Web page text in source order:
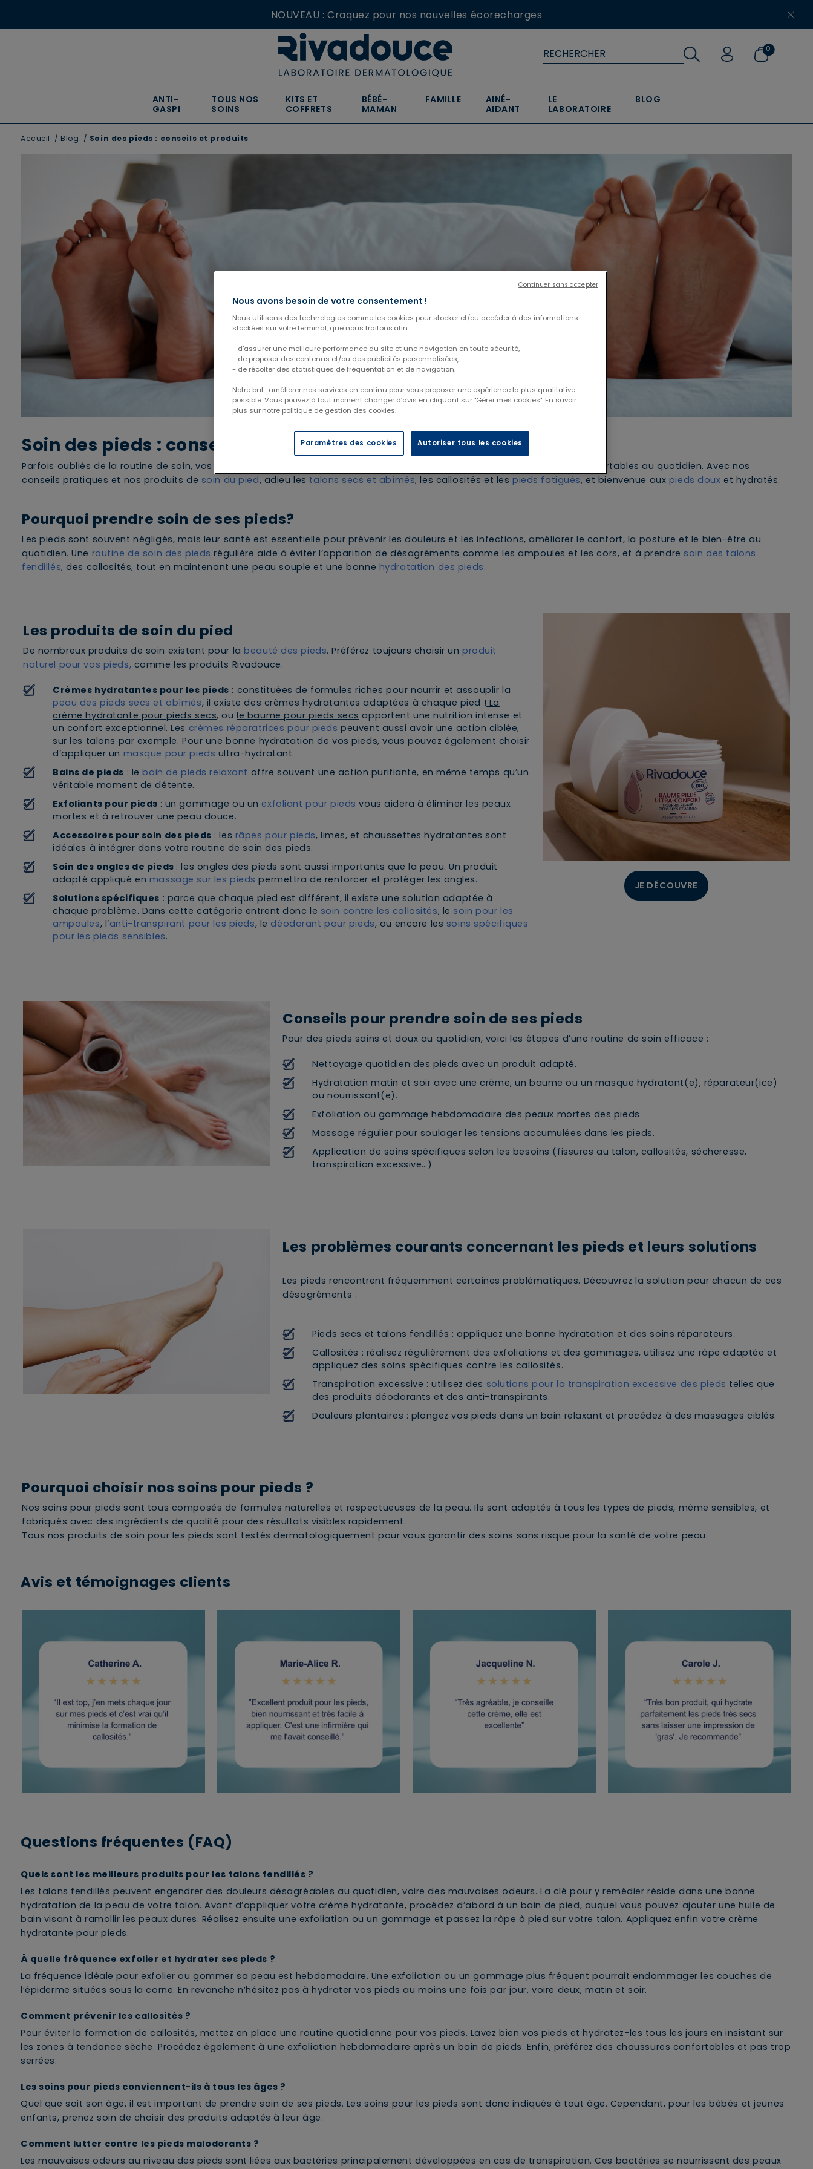
NOUVEAU : Craquez pour nos nouvelles écorecharges​
1 trousse XL OFFERTE dès 69€ | Code: CABAS26
Livraison Mondial Relay OFFERTE dès 29€
ANTI-
GASPI
TOUS NOS
SOINS
KITS ET
COFFRETS
BÉBÉ-
MAMAN
FAMILLE
AINÉ-
AIDANT
LE
LABORATOIRE
BLOG
0
Voulez-vous vraiment supprimer le produit suivant du
panier ?
ANNULER OUI
Accueil / Blog / Soin des pieds : conseils et produits
Soin des pieds : conseils et produits
Parfois oubliés de la routine de soin, vos pieds méritent pourtant une attention particulière pour rester sains, doux et confortables au quotidien. Avec nos
conseils pratiques et nos produits de soin du pied, adieu les talons secs et abîmés, les callosités et les pieds fatigués, et bienvenue aux pieds doux et hydratés.
Pourquoi prendre soin de ses pieds?
Les pieds sont souvent négligés, mais leur santé est essentielle pour prévenir les douleurs et les infections, améliorer le confort, la posture et le bien-être au
quotidien. Une routine de soin des piedsrégulière aide à éviter l’apparition de désagréments comme les ampoules et les cors, et à prendre soin des talons
fendillés, des callosités, tout en maintenant une peau souple et une bonne hydratation des pieds.
Les produits de soin du pied
De nombreux produits de soin existent pour la beauté des pieds. Préférez toujours choisir unproduit
naturel pour vos pieds, comme les produits Rivadouce.
Crèmes hydratantes pour les pieds : constituées de formules riches pour nourrir et assouplir la
peau des pieds secs et abîmés, il existe des crèmes hydratantes adaptées à chaque pied ! La
crème hydratante pour pieds secs, oule baume pour pieds secs apportent une nutrition intense et
un confort exceptionnel. Les crèmes réparatrices pour pieds peuvent aussi avoir une action ciblée,
sur les talons par exemple. Pour une bonne hydratation de vos pieds, vous pouvez également choisir
d’appliquer un masque pour pieds ultra-hydratant.
Bains de pieds : le bain de pieds relaxant offre souvent une action purifiante, en même temps qu’un
véritable moment de détente.
Exfoliants pour pieds : un gommage ou un exfoliant pour pieds vous aidera à éliminer les peaux
mortes et à retrouver une peau douce.
Accessoires pour soin des pieds : les râpes pour pieds, limes, et chaussettes hydratantes sont
idéales à intégrer dans votre routine de soin des pieds.
Soin des ongles de pieds : les ongles des pieds sont aussi importants que la peau. Un produit
adapté appliqué en massage sur les pieds permettra de renforcer et protéger les ongles.
Solutions spécifiques : parce que chaque pied est différent, il existe une solution adaptée à
chaque problème. Dans cette catégorie entrent donc le soin contre les callosités, le soin pour les
ampoules, l’anti-transpirant pour les pieds, le déodorant pour pieds, ou encore les soins spécifiques
pour les pieds sensibles.
JE DÉCOUVRE
Conseils pour prendre soin de ses pieds
Pour des pieds sains et doux au quotidien, voici les étapes d’une routine de soin efficace :
Nettoyage quotidien des pieds avec un produit adapté.
Hydratation matin et soir avec une crème, un baume ou un masque hydratant(e), réparateur(ice)
ou nourrissant(e).
Exfoliation ou gommage hebdomadaire des peaux mortes des pieds
Massage régulier pour soulager les tensions accumulées dans les pieds.
Application de soins spécifiques selon les besoins (fissures au talon, callosités, sécheresse,
transpiration excessive…)
Les problèmes courants concernant les pieds et leurs solutions
Les pieds rencontrent fréquemment certaines problématiques. Découvrez la solution pour chacun de ces
désagréments :
Pieds secs et talons fendillés : appliquez une bonne hydratation et des soins réparateurs.
Callosités : réalisez régulièrement des exfoliations et des gommages, utilisez une râpe adaptée et
appliquez des soins spécifiques contre les callosités.
Transpiration excessive : utilisez des solutions pour la transpiration excessive des pieds telles que
des produits déodorants et des anti-transpirants.
Douleurs plantaires : plongez vos pieds dans un bain relaxant et procédez à des massages ciblés.
Pourquoi choisir nos soins pour pieds ?
Nos soins pour pieds sont tous composés de formules naturelles et respectueuses de la peau. Ils sont adaptés à tous les types de pieds, même sensibles, et
fabriqués avec des ingrédients de qualité pour des résultats visibles rapidement.
Tous nos produits de soin pour les pieds sont testés dermatologiquement pour vous garantir des soins sans risque pour la santé de votre peau.
Avis et témoignages clients
Questions fréquentes (FAQ)
Quels sont les meilleurs produits pour les talons fendillés ?
Les talons fendillés peuvent engendrer des douleurs désagréables au quotidien, voire des mauvaises odeurs. La clé pour y remédier réside dans une bonne
hydratation de la peau de votre talon. Avant d’appliquer votre crème hydratante, procédez d’abord à un bain de pied, auquel vous pouvez ajouter une huile de
bain visant à ramollir les peaux dures. Réalisez ensuite une exfoliation ou un gommage et passez la râpe à pied sur votre talon. Appliquez enfin votre crème
hydratante pour pieds.
À quelle fréquence exfolier et hydrater ses pieds ?
La fréquence idéale pour exfolier ou gommer sa peau est hebdomadaire. Une exfoliation ou un gommage plus fréquent pourrait endommager les couches de
l’épiderme situées sous la corne. En revanche n’hésitez pas à hydrater vos pieds au moins une fois par jour, voire deux, matin et soir.
Comment prévenir les callosités ?
Pour éviter la formation de callosités, mettez en place une routine quotidienne pour vos pieds. Lavez bien vos pieds et hydratez-les tous les jours en insistant sur
les zones à tendance sèche. Procédez également à une exfoliation hebdomadaire après un bain de pieds. Enfin, préférez des chaussures confortables et pas trop
serrées.
Les soins pour pieds conviennent-ils à tous les âges ?
Quel que soit son âge, il est important de prendre soin de ses pieds. Les soins pour les pieds sont donc indiqués à tout âge. Cependant, pour les bébés et jeunes
enfants, prenez soin de choisir des produits adaptés à leur âge.
Comment lutter contre les pieds malodorants ?
Les mauvaises odeurs au niveau des pieds sont liées aux bactéries principalement développées en cas de transpiration. Ces bactéries se nourrissent des peaux
acceptez de recevoir des communications par
e-mail de la part de Rivadouce et Milton, son
partenaire Hygiène Maison.
Nous avons besoin de votre consentement !
Nous utilisons des technologies comme les cookies pour stocker et/ou accéder à des informations
stockées sur votre terminal, que nous traitons afin :
- d’assurer une meilleure performance du site et une navigation en toute sécurité,
- de proposer des contenus et/ou des publicités personnalisées,
- de récolter des statistiques de fréquentation et de navigation.
Notre but : améliorer nos services en continu pour vous proposer une expérience la plus qualitative
possible. Vous pouvez à tout moment changer d’avis en cliquant sur "Gérer mes cookies". En savoir
plus sur notre politique de gestion des cookies.
Paramètres des cookies Autoriser tous les cookies
Continuer sans accepter